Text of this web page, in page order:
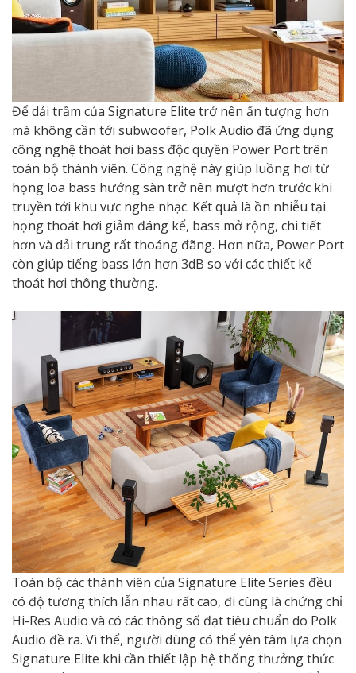
Để dải trầm của Signature Elite trở nên ấn tượng hơn
mà không cần tới subwoofer, Polk Audio đã ứng dụng
công nghệ thoát hơi bass độc quyền Power Port trên
toàn bộ thành viên. Công nghệ này giúp luồng hơi từ
họng loa bass hướng sàn trở nên mượt hơn trước khi
truyền tới khu vực nghe nhạc. Kết quả là ồn nhiễu tại
họng thoát hơi giảm đáng kể, bass mở rộng, chi tiết
hơn và dải trung rất thoáng đãng. Hơn nữa, Power Port
còn giúp tiếng bass lớn hơn 3dB so với các thiết kế
thoát hơi thông thường.
Toàn bộ các thành viên của Signature Elite Series đều
có độ tương thích lẫn nhau rất cao, đi cùng là chứng chỉ
Hi-Res Audio và có các thông số đạt tiêu chuẩn do Polk
Audio đề ra. Vì thể, người dùng có thể yên tâm lựa chọn
Signature Elite khi cần thiết lập hệ thống thưởng thức